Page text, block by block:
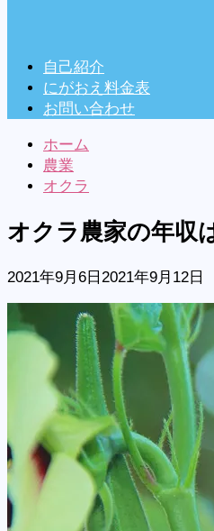
自己紹介
にがおえ料金表
お問い合わせ
ホーム
農業
オクラ
オクラ農家の年収
2021年9月6日 2021年9月12日